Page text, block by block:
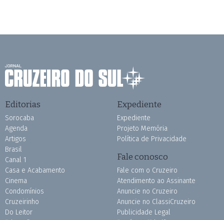
Editorias
Sorocaba
Agenda
Artigos
Brasil
Canal 1
Casa e Acabamento
Cinema
Condomínios
Cruzeirinho
Do Leitor
Expediente
Expediente
Projeto Memória
Política de Privacidade
Fale conosco
Fale com o Cruzeiro
Atendimento ao Assinante
Anuncie no Cruzeiro
Anuncie no ClassiCruzeiro
Publicidade Legal